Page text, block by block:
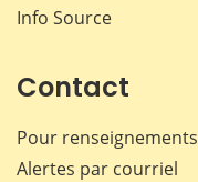
Info Source
Contact
Pour renseignements
Alertes par courriel